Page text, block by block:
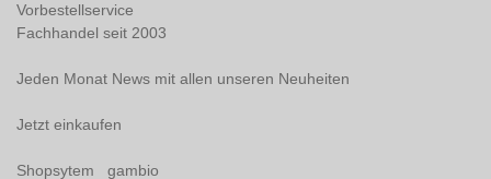
Vorbestellservice
Fachhandel seit 2003
Jeden Monat News mit allen unseren Neuheiten
Jetzt einkaufen
Shopsytem gambio